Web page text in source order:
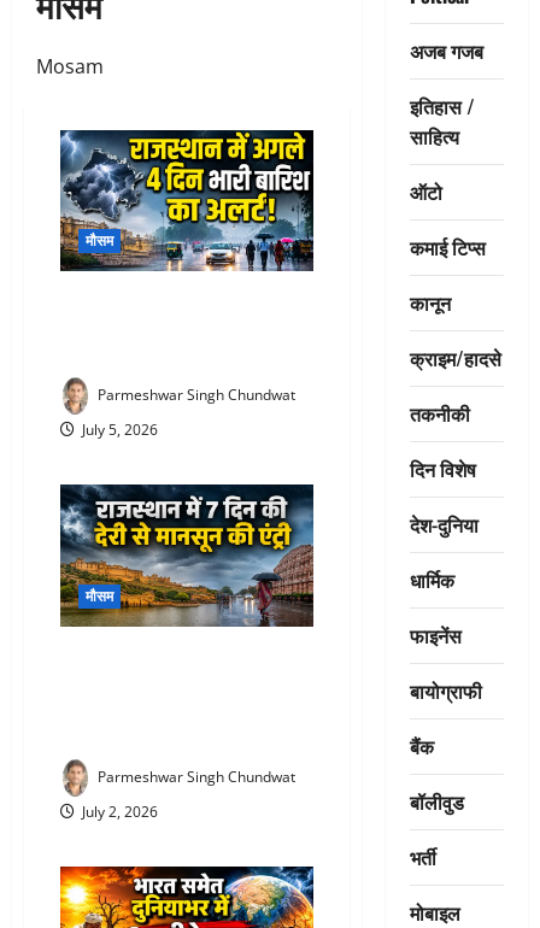
Mosam
मौसम
Parmeshwar Singh Chundwat
July 5, 2026
मौसम
Parmeshwar Singh Chundwat
July 2, 2026
अजब गजब
इतिहास /
साहित्य
ऑटो
कमाई टिप्स
कानून
क्राइम/हादसे
तकनीकी
दिन विशेष
देश-दुनिया
धार्मिक
फाइनेंस
बायोग्राफी
बैंक
बॉलीवुड
भर्ती
मोबाइल